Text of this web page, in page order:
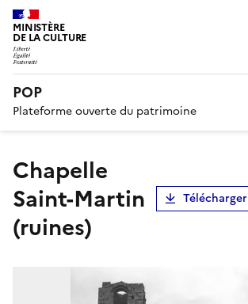
MINISTÈRE
DE LA CULTURE
POP
Plateforme ouverte du patrimoine
chapelle
Saint-Martin
(ruines)
Télécharger